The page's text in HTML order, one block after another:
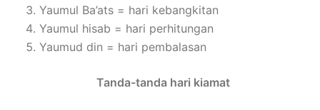
Yaumul Ba’ats = hari kebangkitan
Yaumul hisab = hari perhitungan
Yaumud din = hari pembalasan
Tanda-tanda hari kiamat